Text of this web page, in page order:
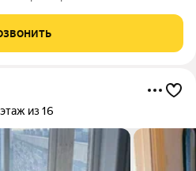
парки: Измайловский и
и уточками ),
из 16